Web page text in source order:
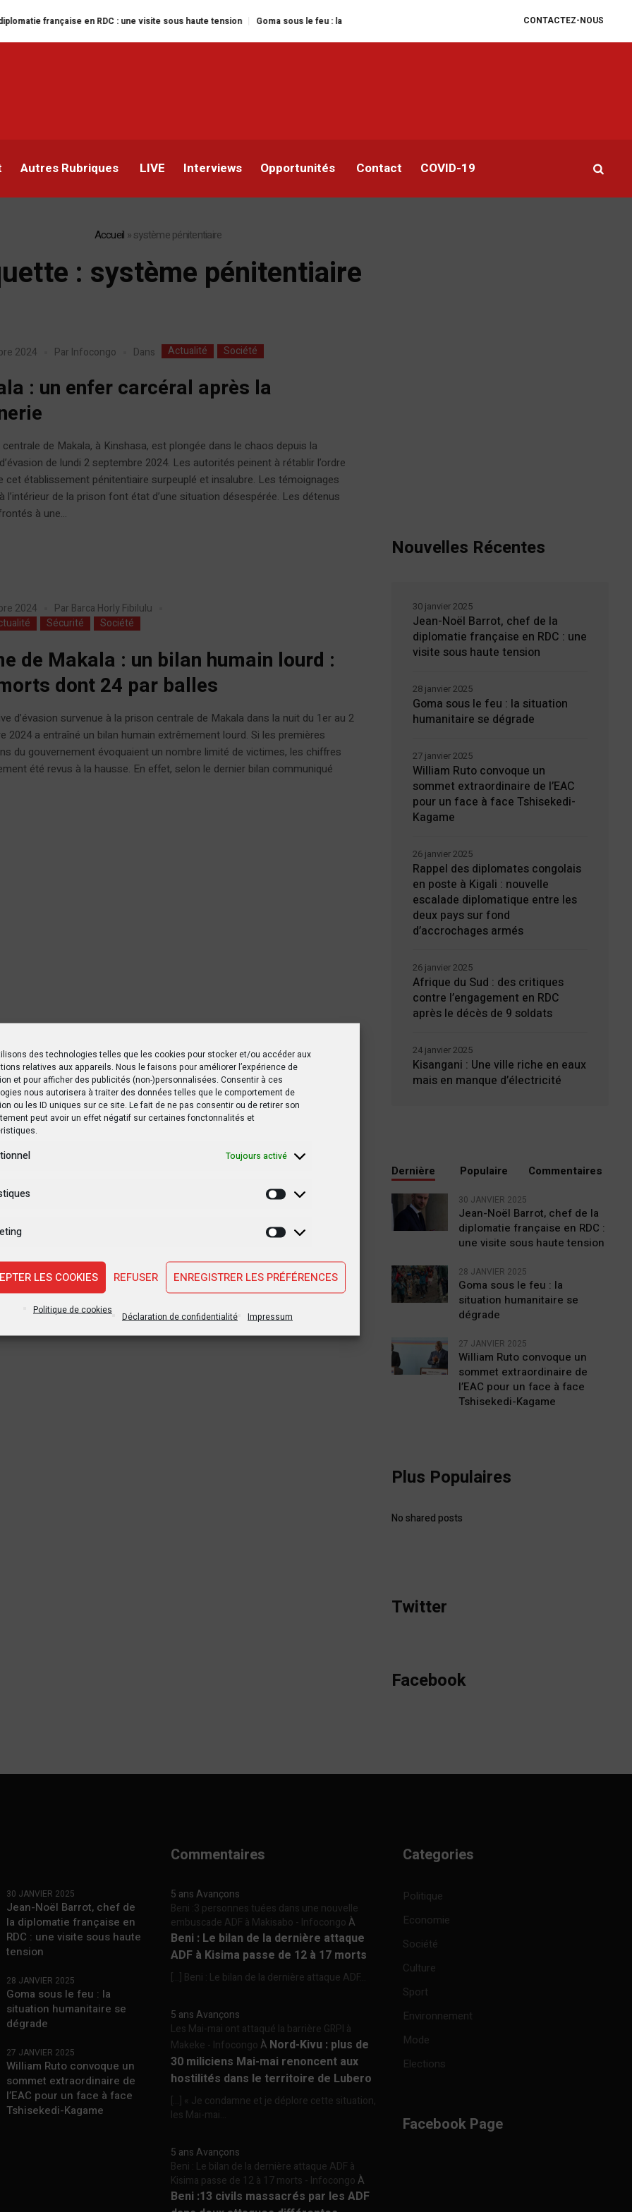
des technologies telles que les cookies pour stocker et/ou accéder aux
relatives aux appareils. Nous le faisons pour améliorer l’expérience de
et pour afficher des publicités (non-)personnalisées. Consentir à ces
nous autorisera à traiter des données telles que le comportement de
ou les ID uniques sur ce site. Le fait de ne pas consentir ou de retirer son
peut avoir un effet négatif sur certaines fonctonnalités et
Toujours activé
Statistiques
Marketing
LES COOKIES REFUSER ENREGISTRER LES PRÉFÉRENCES
Politique de cookies
Déclaration de confidentialité Impressum
CONTACTEZ-NOUS
en RDC : une visite sous haute tension Goma sous le feu : la situation humanitaire se dégrade William Ruto convoque un sommet
Autres Rubriques LIVE Interviews Opportunités Contact COVID-19
Accueil »système pénitentiaire
: système pénitentiaire
2024 Par Infocongo Dans Actualité Société
: un enfer carcéral après la
de Makala, à Kinshasa, est plongée dans le chaos depuis la
de lundi 2 septembre 2024. Les autorités peinent à rétablir l’ordre
cet établissement pénitentiaire surpeuplé et insalubre. Les témoignages
l’intérieur de la prison font état d’une situation désespérée. Les détenus
à une...
2024 Par Barca Horly Fibilulu
Sécurité Société
de Makala : un bilan humain lourd :
dont 24 par balles
d’évasion survenue à la prison centrale de Makala dans la nuit du 1er au 2
2024 a entraîné un bilan humain extrêmement lourd. Si les premières
du gouvernement évoquaient un nombre limité de victimes, les chiffres
été revus à la hausse. En effet, selon le dernier bilan communiqué
Nouvelles Récentes
Jean-Noël Barrot, chef de la
diplomatie française en RDC : une
visite sous haute tension
30 janvier 2025
Goma sous le feu : la situation
humanitaire se dégrade
28 janvier 2025
William Ruto convoque un
sommet extraordinaire de l’EAC
pour un face à face Tshisekedi-
Kagame
27 janvier 2025
Rappel des diplomates congolais
en poste à Kigali : nouvelle
escalade diplomatique entre les
deux pays sur fond
d’accrochages armés
26 janvier 2025
Afrique du Sud : des critiques
contre l’engagement en RDC
après le décès de 9 soldats
26 janvier 2025
Kisangani : Une ville riche en eaux
mais en manque d’électricité
24 janvier 2025
Dernière Populaire Commentaires
30 JANVIER 2025
Jean-Noël Barrot, chef de la
diplomatie française en RDC :
une visite sous haute tension
28 JANVIER 2025
Goma sous le feu : la
situation humanitaire se
dégrade
27 JANVIER 2025
William Ruto convoque un
sommet extraordinaire de
l’EAC pour un face à face
Tshisekedi-Kagame
Plus Populaires
No shared posts
Twitter
Facebook
30 JANVIER 2025
Jean-Noël Barrot, chef de
la diplomatie française en
RDC : une visite sous haute
tension
28 JANVIER 2025
Goma sous le feu : la
situation humanitaire se
dégrade
27 JANVIER 2025
William Ruto convoque un
sommet extraordinaire de
l’EAC pour un face à face
Tshisekedi-Kagame
Commentaires
5 ans Avançons
Beni :3 personnes tuées dans une nouvelle
embuscade ADF à Makisabo - InfocongoÀ
Beni : Le bilan de la dernière attaque
ADF à Kisima passe de 12 à 17 morts
[…] Beni : Le bilan de la dernière attaque ADF...
5 ans Avançons
Les Mai-mai ont attaqué la barrière GRPI à
Makeke - InfocongoÀ Nord-Kivu : plus de
30 miliciens Mai-mai renoncent aux
hostilités dans le territoire de Lubero
[…] « Je condamne et je déplore cette situation,
les Mai-mai...
5 ans Avançons
Beni : Le bilan de la dernière attaque ADF à
Kisima passe de 12 à 17 morts - InfocongoÀ
Beni :13 civils massacrés par les ADF
Categories
Politique
Economie
Société
Culture
Sport
Environnement
Mode
Elections
Facebook Page